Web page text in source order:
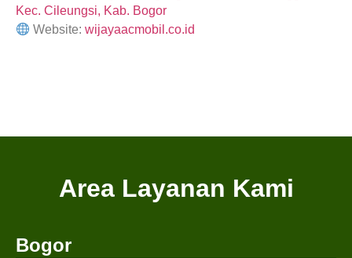
Kec. Cileungsi, Kab. Bogor
Website:wijayaacmobil.co.id
Area Layanan Kami
Bogor